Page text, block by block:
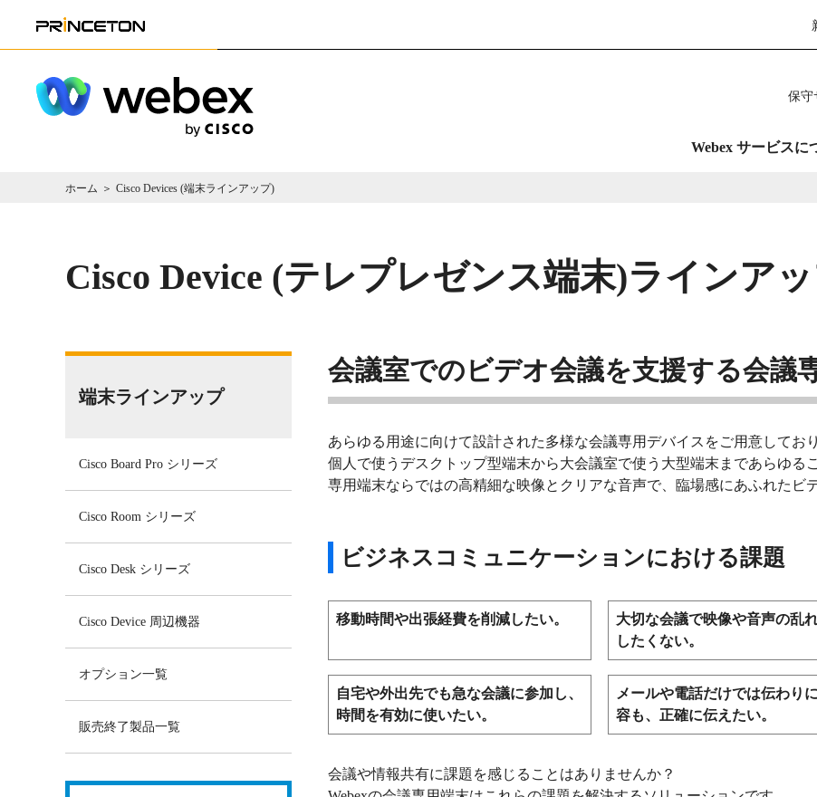
保守
Webex サービスに
ホーム Cisco Devices (端末ラインアップ)
Cisco Device (テレプレゼンス端末)ラインア
会議室でのビデオ会議を支援する会議
あらゆる用途に向けて設計された多様な会議専用デバイスをご用意しており
個人で使うデスクトップ型端末から大会議室で使う大型端末まであらゆる
専用端末ならではの高精細な映像とクリアな音声で、臨場感にあふれたビ
ビジネスコミュニケーションにおける課題
移動時間や出張経費を削減したい。
大切な会議で映像や音声の乱
したくない。
自宅や外出先でも急な会議に参加し、
時間を有効に使いたい。
メールや電話だけでは伝わり
容も、正確に伝えたい。
会議や情報共有に課題を感じることはありませんか？
端末ラインアップ
Cisco Board Pro シリーズ
Cisco Room シリーズ
Cisco Desk シリーズ
Cisco Device 周辺機器
オプション一覧
販売終了製品一覧